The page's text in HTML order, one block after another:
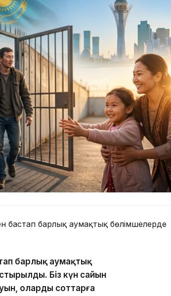
бастап барлық аумақтық бөлімшелерде
барлық аумақтық
Біз күн сайын
олардың соттарға